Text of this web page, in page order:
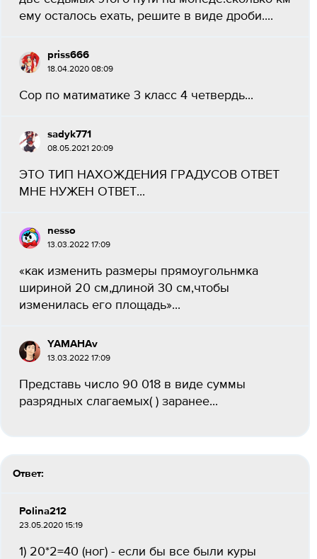
ему осталось ехать, решите в виде дроби.​...
priss666
18.04.2020 08:09
Сор по матиматике 3 класс 4 четвердь​...
sadyk771
08.05.2021 20:09
ЭТО ТИП НАХОЖДЕНИЯ ГРАДУСОВ ОТВЕТ
МНЕ НУЖЕН ОТВЕТ...
nesso
13.03.2022 17:09
«как изменить размеры прямоугольнмка
шириной 20 см,длиной 30 см,чтобы
изменилась его площадь»...
YAMAHAv
13.03.2022 17:09
Представь число 90 018 в виде суммы
разрядных слагаемых( ) заранее...
Ответ:
Polina212
23.05.2020 15:19
1) 20*2=40 (ног) - если бы все были куры